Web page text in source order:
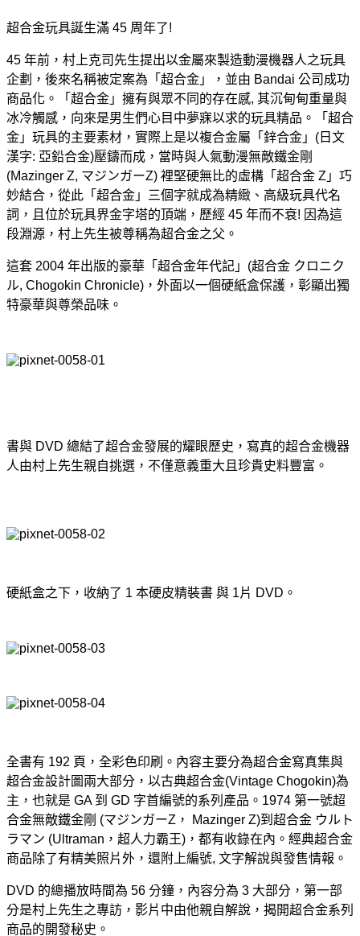
超合金玩具誕生滿 45 周年了!
45 年前，村上克司先生提出以金屬來製造動漫機器人之玩具
企劃，後來名稱被定案為「超合金」，並由 Bandai 公司成功
商品化。「超合金」擁有與眾不同的存在感, 其沉甸甸重量與
冰冷觸感，向來是男生們心目中夢寐以求的玩具精品。「超合
金」玩具的主要素材，實際上是以複合金屬「鋅合金」(日文
漢字: 亞鉛合金)壓鑄而成，當時與人氣動漫無敵鐵金剛
(Mazinger Z, マジンガーZ) 裡堅硬無比的虛構「超合金 Z」巧
妙結合，從此「超合金」三個字就成為精緻、高級玩具代名
詞，且位於玩具界金字塔的頂端，歷經 45 年而不衰! 因為這
段淵源，村上先生被尊稱為超合金之父。
這套 2004 年出版的豪華「超合金年代記」(超合金 クロニク
ル, Chogokin Chronicle)，外面以一個硬紙盒保護，彰顯出獨
特豪華與尊榮品味。
書與 DVD 總結了超合金發展的耀眼歷史，寫真的超合金機器
人由村上先生親自挑選，不僅意義重大且珍貴史料豐富。
硬紙盒之下，收納了 1 本硬皮精裝書 與 1片 DVD。
全書有 192 頁，全彩色印刷。內容主要分為超合金寫真集與
超合金設計圖兩大部分，以古典超合金(Vintage Chogokin)為
主，也就是 GA 到 GD 字首編號的系列產品。1974 第一號超
合金無敵鐵金剛 (マジンガーZ， Mazinger Z)到超合金 ウルト
ラマン (Ultraman，超人力霸王)，都有收錄在內。經典超合金
商品除了有精美照片外，還附上編號, 文字解說與發售情報。
DVD 的總播放時間為 56 分鐘，內容分為 3 大部分，第一部
分是村上先生之專訪，影片中由他親自解說，揭開超合金系列
商品的開發秘史。